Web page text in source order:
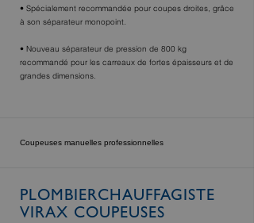
• Spécialement recommandée pour coupes droites, grâce
à son séparateur monopoint.
• Nouveau séparateur de pression de 800 kg
recommandé pour les carreaux de fortes épaisseurs et de
grandes dimensions.
Coupeuses manuelles professionnelles
PLOMBIERCHAUFFAGISTE
VIRAX COUPEUSES